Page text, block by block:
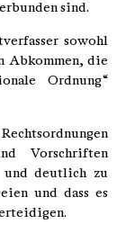
sind.
sowohl
Abkommen, die
Ordnung“
Vorschriften
und deutlich zu
und dass es